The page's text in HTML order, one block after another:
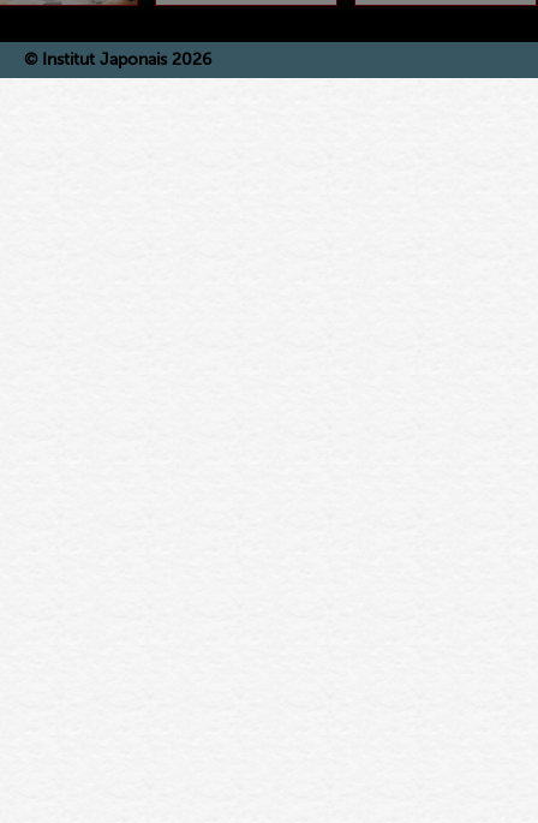
© Institut Japonais 2026